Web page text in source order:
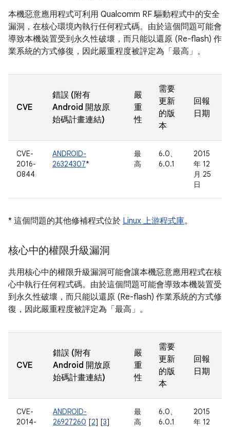
本機惡意應用程式可利用 Qualcomm RF 驅動程式中的安全
漏洞，在核心環境內執行任何程式碼。由於這個問題可能會
導致本機裝置受到永久性破壞，而只能以還原 (Re-flash) 作
業系統的方式修復，因此嚴重程度被評定為「最高」。
CVE
錯誤 (附有
Android 開放原
始碼計畫連結)
嚴
重
性
需要
更新
的版
本
回報
日期
CVE-
2016-
0844
ANDROID-
26324307*
最
高
6.0、
6.0.1
2015
年 12
月 25
日
* 這個問題的其他修補程式位於 Linux 上游程式庫。
核心中的權限升級漏洞
共用核心中的權限升級漏洞可能會讓本機惡意應用程式在核
心中執行任何程式碼。由於這個問題可能會導致本機裝置受
到永久性破壞，而只能以還原 (Re-flash) 作業系統的方式修
復，因此嚴重程度被評定為「最高」。
CVE
錯誤 (附有
Android 開放原
始碼計畫連結)
嚴
重
性
需要
更新
的版
本
回報
日期
CVE-
2014-
ANDROID-
26927260 [2] [3]
最
高
6.0、
6.0.1
2015
年 12